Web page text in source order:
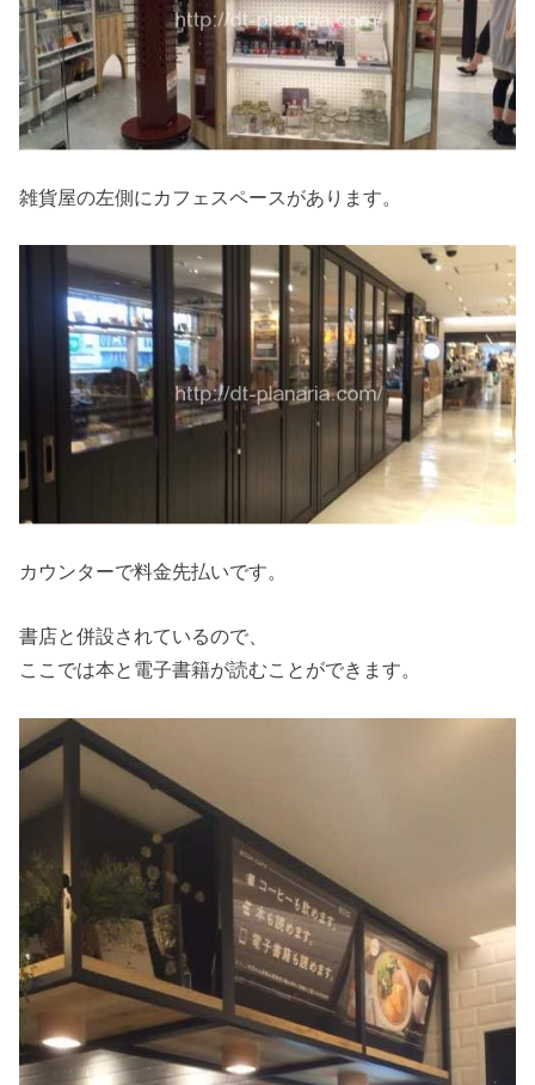
雑貨屋の左側にカフェスペースがあります。
カウンターで料金先払いです。
書店と併設されているので、
ここでは本と電子書籍が読むことができます。